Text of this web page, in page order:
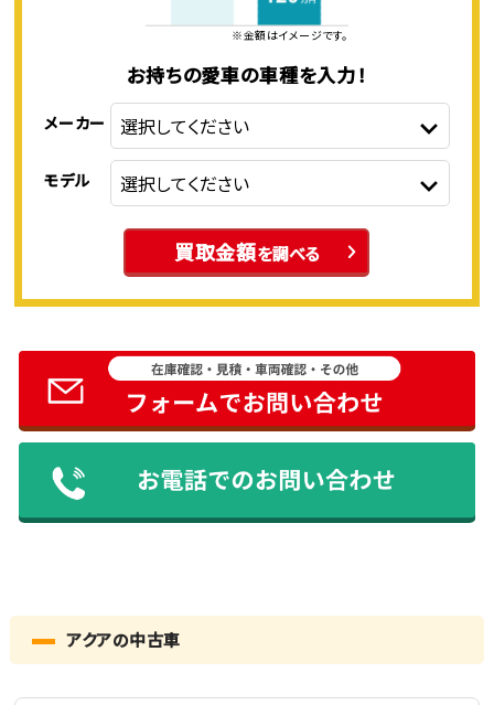
※金額はイメージです。
お持ちの愛車の車種を入力！
メーカー
モデル
買取金額を調べる
アクアの中古車